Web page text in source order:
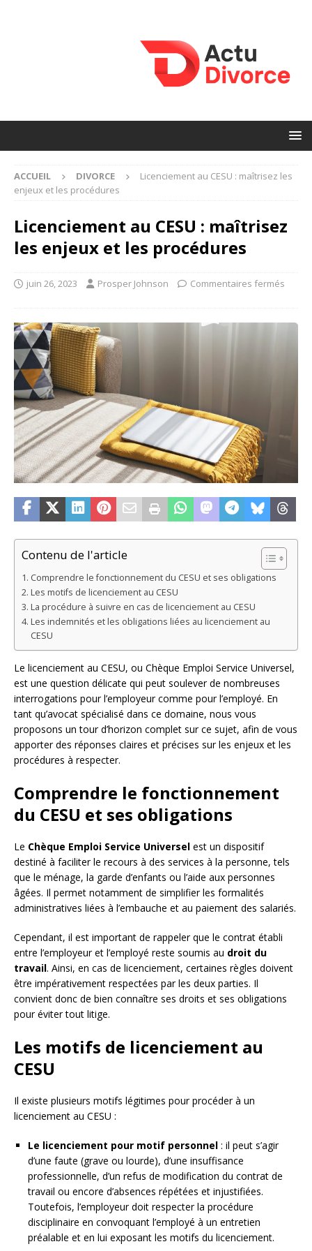
ACCUEIL DIVORCE
Licenciement au CESU : maîtrisez les
enjeux et les procédures
Licenciement au CESU : maîtrisez
les enjeux et les procédures
juin 26, 2023 Prosper Johnson Commentaires fermés
Contenu de l'article
Comprendre le fonctionnement du CESU et ses obligations
Les motifs de licenciement au CESU
La procédure à suivre en cas de licenciement au CESU
Les indemnités et les obligations liées au licenciement au
CESU
Le licenciement au CESU, ou Chèque Emploi Service Universel,
est une question délicate qui peut soulever de nombreuses
interrogations pour l’employeur comme pour l’employé. En
tant qu’avocat spécialisé dans ce domaine, nous vous
proposons un tour d’horizon complet sur ce sujet, afin de vous
apporter des réponses claires et précises sur les enjeux et les
procédures à respecter.
Comprendre le fonctionnement
du CESU et ses obligations
Le Chèque Emploi Service Universel est un dispositif
destiné à faciliter le recours à des services à la personne, tels
que le ménage, la garde d’enfants ou l’aide aux personnes
âgées. Il permet notamment de simplifier les formalités
administratives liées à l’embauche et au paiement des salariés.
Cependant, il est important de rappeler que le contrat établi
entre l’employeur et l’employé reste soumis au droit du
travail. Ainsi, en cas de licenciement, certaines règles doivent
être impérativement respectées par les deux parties. Il
convient donc de bien connaître ses droits et ses obligations
pour éviter tout litige.
Les motifs de licenciement au
CESU
Il existe plusieurs motifs légitimes pour procéder à un
licenciement au CESU :
Le licenciement pour motif personnel : il peut s’agir
d’une faute (grave ou lourde), d’une insuffisance
professionnelle, d’un refus de modification du contrat de
travail ou encore d’absences répétées et injustifiées.
Toutefois, l’employeur doit respecter la procédure
disciplinaire en convoquant l’employé à un entretien
préalable et en lui exposant les motifs du licenciement.